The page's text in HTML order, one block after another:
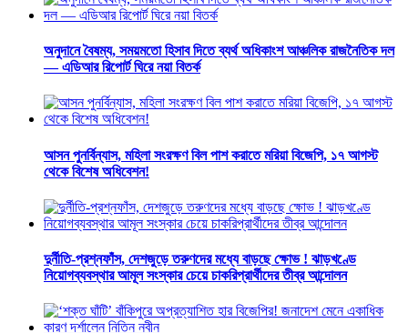
অনুদানে বৈষম্য, সময়মতো হিসাব দিতে ব্যর্থ অধিকাংশ আঞ্চলিক রাজনৈতিক দল
— এডিআর রিপোর্ট ঘিরে নয়া বিতর্ক
আসন পুনর্বিন্যাস, মহিলা সংরক্ষণ বিল পাশ করাতে মরিয়া বিজেপি, ১৭ আগস্ট
থেকে বিশেষ অধিবেশন!
দুর্নীতি-প্রশ্নফাঁস, দেশজুড়ে তরুণদের মধ্যে বাড়ছে ক্ষোভ ! ঝাড়খণ্ডে
নিয়োগব্যবস্থার আমূল সংস্কার চেয়ে চাকরিপ্রার্থীদের তীব্র আন্দোলন